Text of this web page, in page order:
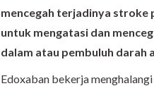
mencegah terjadinya stroke
untuk mengatasi dan
dalam atau pembuluh darah
Edoxaban bekerja